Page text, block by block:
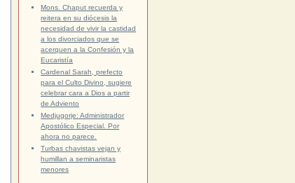
Mons. Chaput recuerda y
reitera en su diócesis la
necesidad de vivir la castidad
a los divorciados que se
acerquen a la Confesión y la
Eucaristía
Cardenal Sarah, prefecto
para el Culto Divino, sugiere
celebrar cara a Dios a partir
de Adviento
Medjugorje: Administrador
Apostólico Especial. Por
ahora no parece.
Turbas chavistas vejan y
humillan a seminaristas
menores